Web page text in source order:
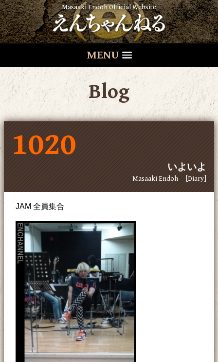
Masaaki Endoh Official Website
MENU
Blog
1020
いよいよ
Masaaki Endoh [Diary]
JAM 全員集合